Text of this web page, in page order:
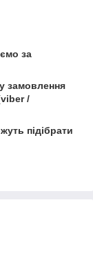
за
замовлення
/
підібрати